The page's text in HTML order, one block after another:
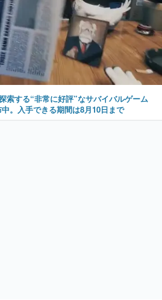
索する“非常に好評”なサバイバルゲーム
。入手できる期間は8月10日まで